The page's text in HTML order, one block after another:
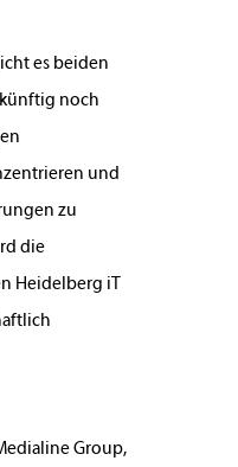
es beiden
noch
und
zu
die
Heidelberg iT
Group,